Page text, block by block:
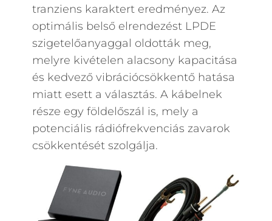
tranziens karaktert eredményez. Az
optimális belső elrendezést LPDE
szigetelőanyaggal oldották meg,
melyre kivételen alacsony kapacitása
és kedvező vibrációcsökkentő hatása
miatt esett a választás. A kábelnek
része egy földelőszál is, mely a
potenciális rádiófrekvenciás zavarok
csökkentését szolgálja.